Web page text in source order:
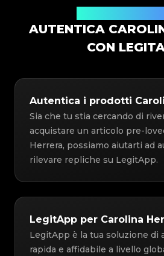
AUTENTICA
CON
Autentica i prodotti
Sia che tu stia cercando di
acquistare un articolo pre-
Herrera, possiamo aiutarti ad
rilevare repliche su LegitApp.
LegitApp per Carolina
LegitApp è la tua soluzione di
rapida e affidabile a livello